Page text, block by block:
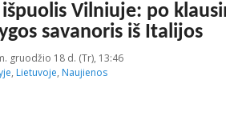
Vilniuje: po
savanoris iš Italijos
gruodžio 18 d. (Tr), 13:46
, Lietuvoje, Naujienos